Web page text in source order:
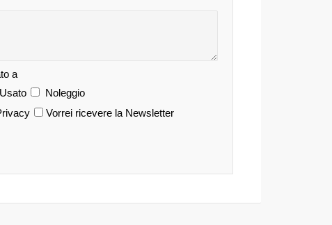
a
Usato
Noleggio
Vorrei ricevere la Newsletter